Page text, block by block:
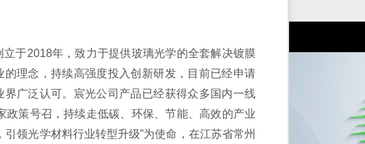
于2018年，致力于提供玻璃光学的全套解决镀膜
理念，持续高强度投入创新研发，目前已经申请
广泛认可。宸光公司产品已经获得众多国内一线
政策号召，持续走低碳、环保、节能、高效的产业
领光学材料行业转型升级”为使命，在江苏省常州